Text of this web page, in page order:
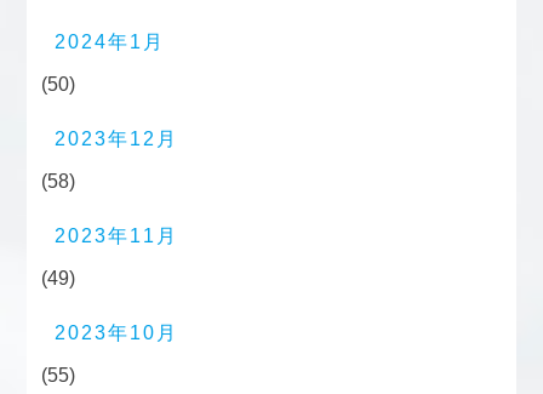
2024年1月
(50)
2023年12月
(58)
2023年11月
(49)
2023年10月
(55)